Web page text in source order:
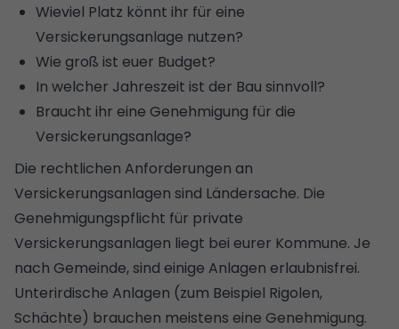
Wieviel Platz könnt ihr für eine
Versickerungsanlage nutzen?
Wie groß ist euer Budget?
In welcher Jahreszeit ist der Bau sinnvoll?
Braucht ihr eine Genehmigung für die
Versickerungsanlage?
Die rechtlichen Anforderungen an
Versickerungsanlagen sind Ländersache. Die
Genehmigungspflicht für private
Versickerungsanlagen liegt bei eurer Kommune. Je
nach Gemeinde, sind einige Anlagen erlaubnisfrei.
Unterirdische Anlagen (zum Beispiel Rigolen,
Schächte) brauchen meistens eine Genehmigung.